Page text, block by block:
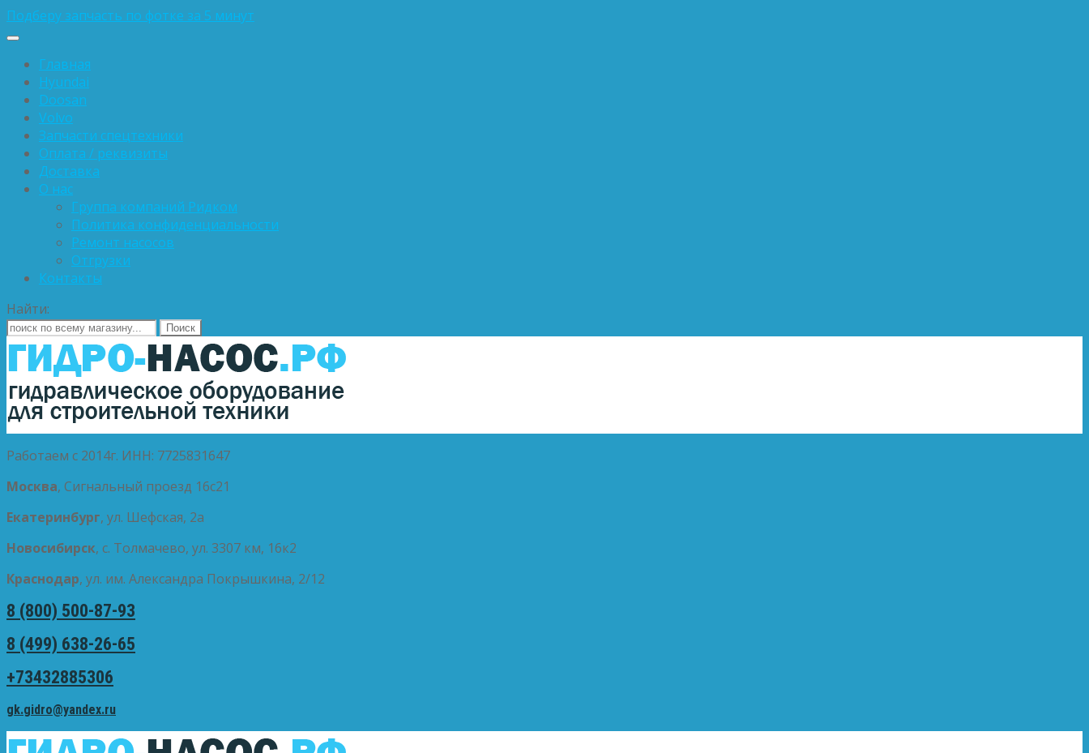
Подберу запчасть по фотке за 5 минут
Главная
Hyundai
Doosan
Volvo
Запчасти спецтехники
Оплата / реквизиты
Доставка
О нас
Группа компаний Ридком
Политика конфиденциальности
Ремонт насосов
Отгрузки
Контакты
Найти:
Работаем с 2014г. ИНН: 7725831647
Москва, Сигнальный проезд 16с21
Екатеринбург, ул. Шефская, 2а
Новосибирск, с. Толмачево, ул. 3307 км, 16к2
Краснодар, ул. им. Александра Покрышкина, 2/12
8 (800) 500-87-93
8 (499) 638-26-65
+73432885306
gk.gidro@yandex.ru